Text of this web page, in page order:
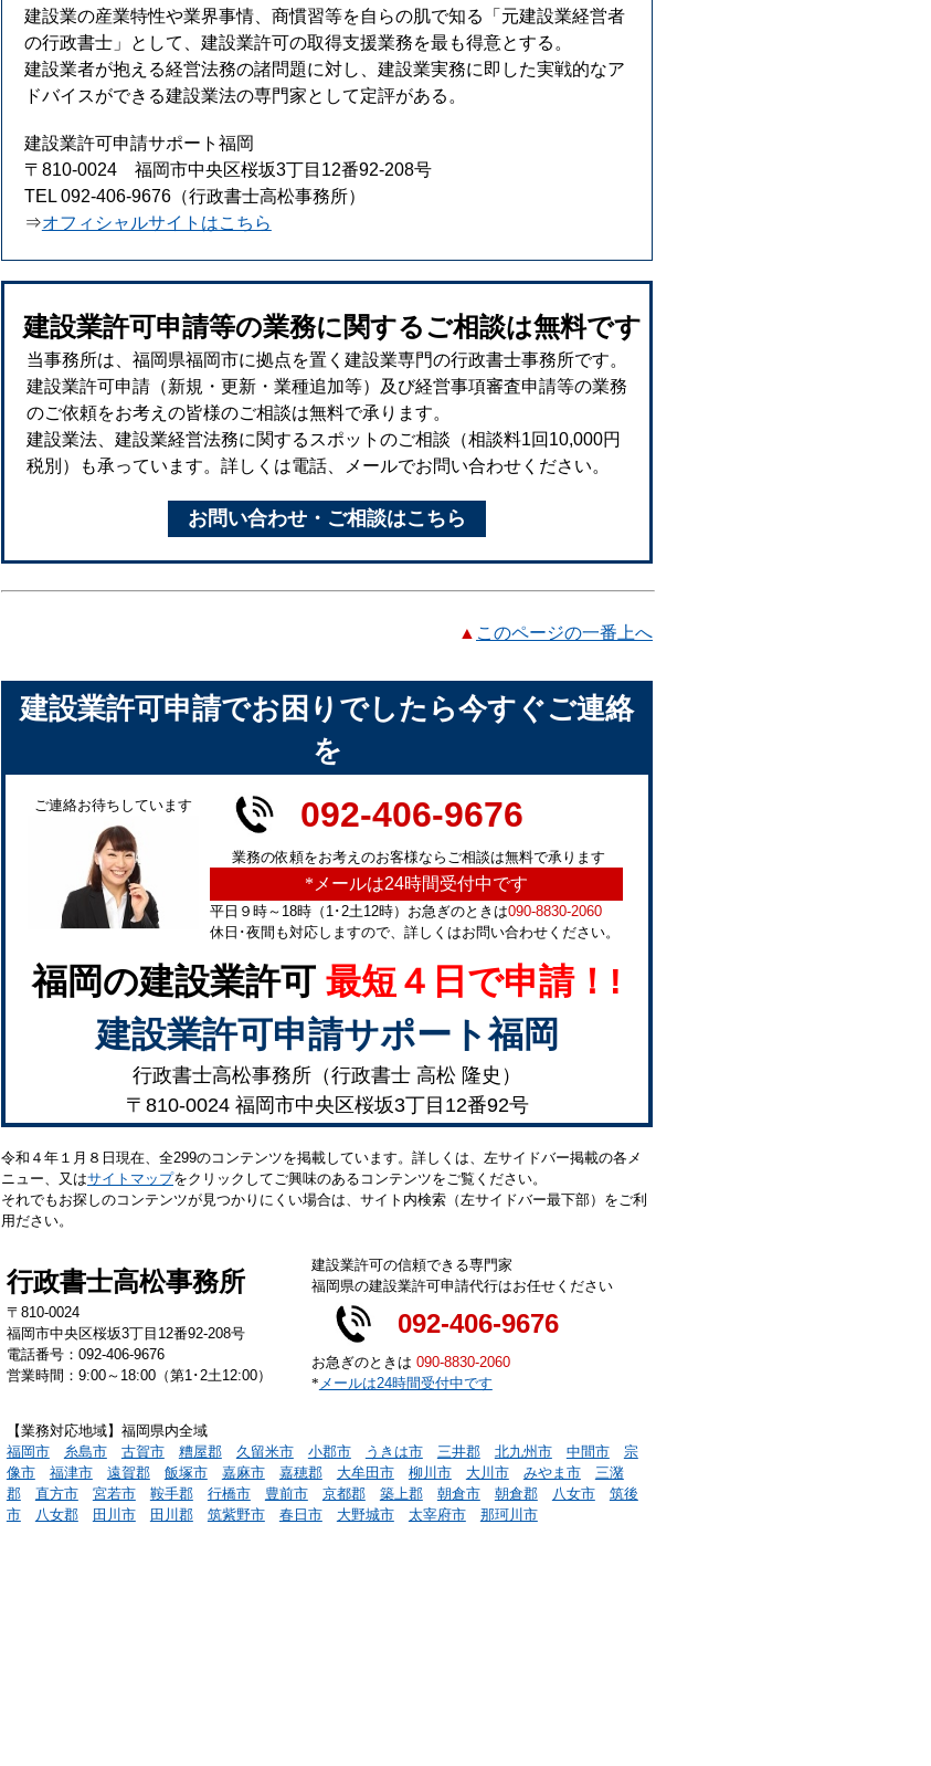
建設業の産業特性や業界事情、商慣習等を自らの肌で知る「元建設業経営者
の行政書士」として、建設業許可の取得支援業務を最も得意とする。
建設業者が抱える経営法務の諸問題に対し、建設業実務に即した実戦的なア
ドバイスができる建設業法の専門家として定評がある。
建設業許可申請サポート福岡
〒810-0024 福岡市中央区桜坂3丁目12番92-208号
TEL 092-406-9676（行政書士高松事務所）
⇒オフィシャルサイトはこちら
建設業許可申請等の業務に関するご相談は無料です
当事務所は、福岡県福岡市に拠点を置く建設業専門の行政書士事務所です。
建設業許可申請（新規・更新・業種追加等）及び経営事項審査申請等の業務
のご依頼をお考えの皆様のご相談は無料で承ります。
建設業法、建設業経営法務に関するスポットのご相談（相談料1回10,000円
税別）も承っています。詳しくは電話、メールでお問い合わせください。
お問い合わせ・ご相談はこちら
▲ このページの一番上へ
建設業許可申請でお困りでしたら今すぐご連絡
を
ご連絡お待ちしています 092-406-9676
業務の依頼をお考えのお客様ならご相談は無料で承ります
* メールは24時間受付中です
平日９時～18時（1･2土12時）お急ぎのときは090-8830-2060
休日･夜間も対応しますので、詳しくはお問い合わせください。
福岡の建設業許可 最短４日で申請！!
建設業許可申請サポート福岡
行政書士高松事務所（行政書士 高松 隆史）
〒810-0024 福岡市中央区桜坂3丁目12番92号
令和４年１月８日現在、全299のコンテンツを掲載しています。詳しくは、左サイドバー掲載の各メ
ニュー、又はサイトマップをクリックしてご興味のあるコンテンツをご覧ください。
それでもお探しのコンテンツが見つかりにくい場合は、サイト内検索（左サイドバー最下部）をご利
用ださい。
行政書士高松事務所
〒810-0024
福岡市中央区桜坂3丁目12番92-208号
電話番号：092-406-9676
営業時間：9:00～18:00（第1･2土12:00）
建設業許可の信頼できる専門家
福岡県の建設業許可申請代行はお任せください
092-406-9676
お急ぎのときは 090-8830-2060
* メールは24時間受付中です
【業務対応地域】福岡県内全域
福岡市
糸島市 古賀市 糟屋郡 久留米市 小郡市 うきは市 三井郡 北九州市 中間市
宗
像市
福津市 遠賀郡 飯塚市 嘉麻市 嘉穂郡 大牟田市 柳川市 大川市 みやま市
三潴
郡
直方市 宮若市 鞍手郡 行橋市 豊前市 京都郡 築上郡 朝倉市 朝倉郡 八女市
筑後
市
八女郡 田川市 田川郡 筑紫野市 春日市 大野城市 太宰府市 那珂川市